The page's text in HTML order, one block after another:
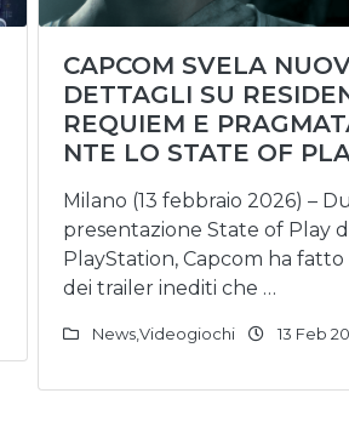
CAPCOM SVELA
DETTAGLI SU
REQUIEM E
NTE LO STATE OF
Milano (13 febbraio 2026) –
presentazione State of Play
PlayStation, Capcom ha
dei trailer inediti che …
NewsVideogiochi 13 Feb